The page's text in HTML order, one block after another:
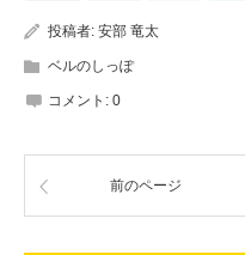
投稿者: 安部 竜太
ベルのしっぽ
コメント: 0
前のページ